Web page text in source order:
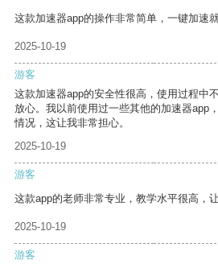
这款加速器app的操作非常简单，一键加速
2025-10-19
游客
这款加速器app的安全性很高，使用过程中
放心。我以前使用过一些其他的加速器app
情况，这让我非常担心。
2025-10-19
游客
这款app的老师非常专业，教学水平很高，
2025-10-19
游客